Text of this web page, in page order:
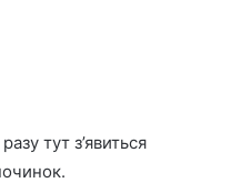
тут з’явиться